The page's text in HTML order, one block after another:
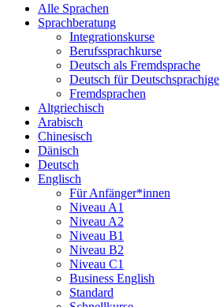
Alle Sprachen
Sprachberatung
Integrationskurse
Berufssprachkurse
Deutsch als Fremdsprache
Deutsch für Deutschsprachige
Fremdsprachen
Altgriechisch
Arabisch
Chinesisch
Dänisch
Deutsch
Englisch
Für Anfänger*innen
Niveau A1
Niveau A2
Niveau B1
Niveau B2
Niveau C1
Business English
Standard